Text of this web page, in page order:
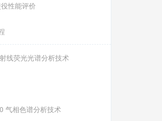
性能评价
线荧光光谱分析技术
气相色谱分析技术